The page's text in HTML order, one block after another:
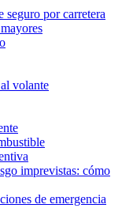
por carretera
volante
imprevistas: cómo
de emergencia